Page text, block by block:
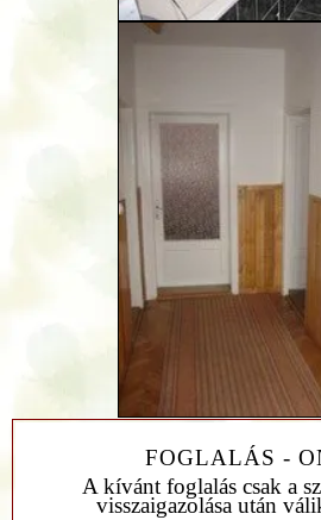
FOGLALÁS -
A kívánt foglalás csak a
visszaigazolása után